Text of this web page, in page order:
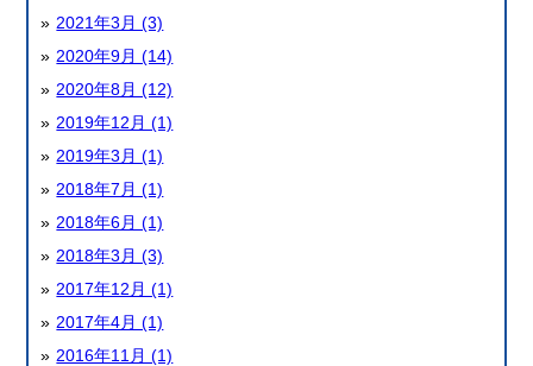
2021年3月 (3)
2020年9月 (14)
2020年8月 (12)
2019年12月 (1)
2019年3月 (1)
2018年7月 (1)
2018年6月 (1)
2018年3月 (3)
2017年12月 (1)
2017年4月 (1)
2016年11月 (1)